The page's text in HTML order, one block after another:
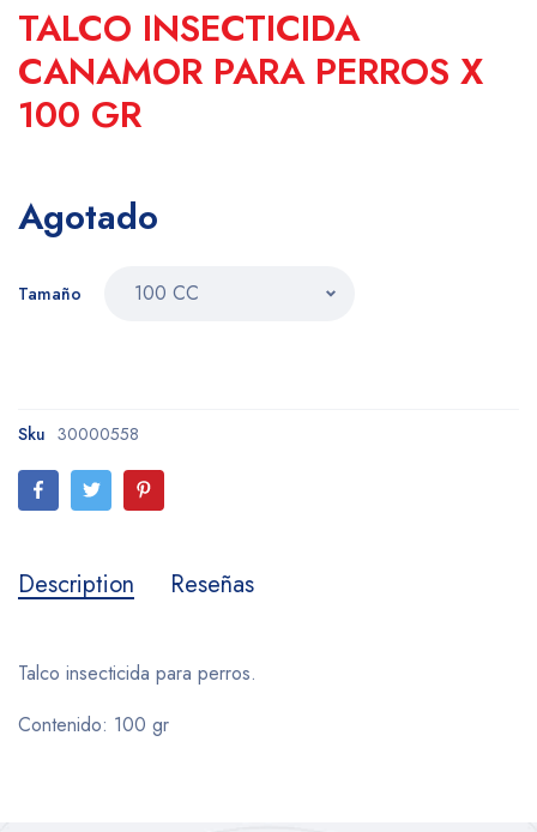
TALCO INSECTICIDA
CANAMOR PARA PERROS X
100 GR
Agotado
Tamaño
Sku 30000558
Description Reseñas
Talco insecticida para perros.
Contenido: 100 gr